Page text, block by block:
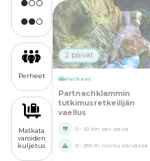
Perheet
Matkata
varoiden
kuljetus
2 päivät
Perheet
Partnachklammin
tutkimusretkeilijän
vaellus
0 - 10 km per päivä
0 - 250 m nousu päivässä